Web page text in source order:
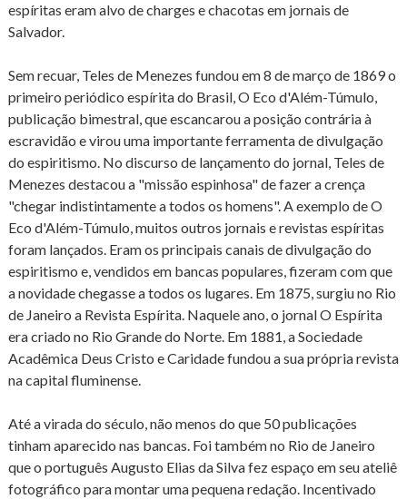
espíritas eram alvo de charges e chacotas em jornais de
Salvador.
Sem recuar, Teles de Menezes fundou em 8 de março de 1869 o
primeiro periódico espírita do Brasil, O Eco d'Além-Túmulo,
publicação bimestral, que escancarou a posição contrária à
escravidão e virou uma importante ferramenta de divulgação
do espiritismo. No discurso de lançamento do jornal, Teles de
Menezes destacou a "missão espinhosa" de fazer a crença
"chegar indistintamente a todos os homens". A exemplo de O
Eco d'Além-Túmulo, muitos outros jornais e revistas espíritas
foram lançados. Eram os principais canais de divulgação do
espiritismo e, vendidos em bancas populares, fizeram com que
a novidade chegasse a todos os lugares. Em 1875, surgiu no Rio
de Janeiro a Revista Espírita. Naquele ano, o jornal O Espírita
era criado no Rio Grande do Norte. Em 1881, a Sociedade
Acadêmica Deus Cristo e Caridade fundou a sua própria revista
na capital fluminense.
Até a virada do século, não menos do que 50 publicações
tinham aparecido nas bancas. Foi também no Rio de Janeiro
que o português Augusto Elias da Silva fez espaço em seu ateliê
fotográfico para montar uma pequena redação. Incentivado